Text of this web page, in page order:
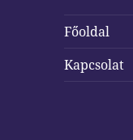
Főoldal
Kapcsolat